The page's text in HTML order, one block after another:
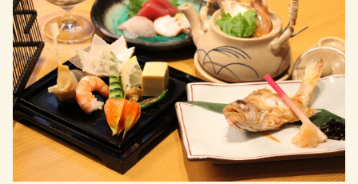
13区エリア
ジャンル別
和食・居酒屋
レストラン・洋食
中華・ラーメン